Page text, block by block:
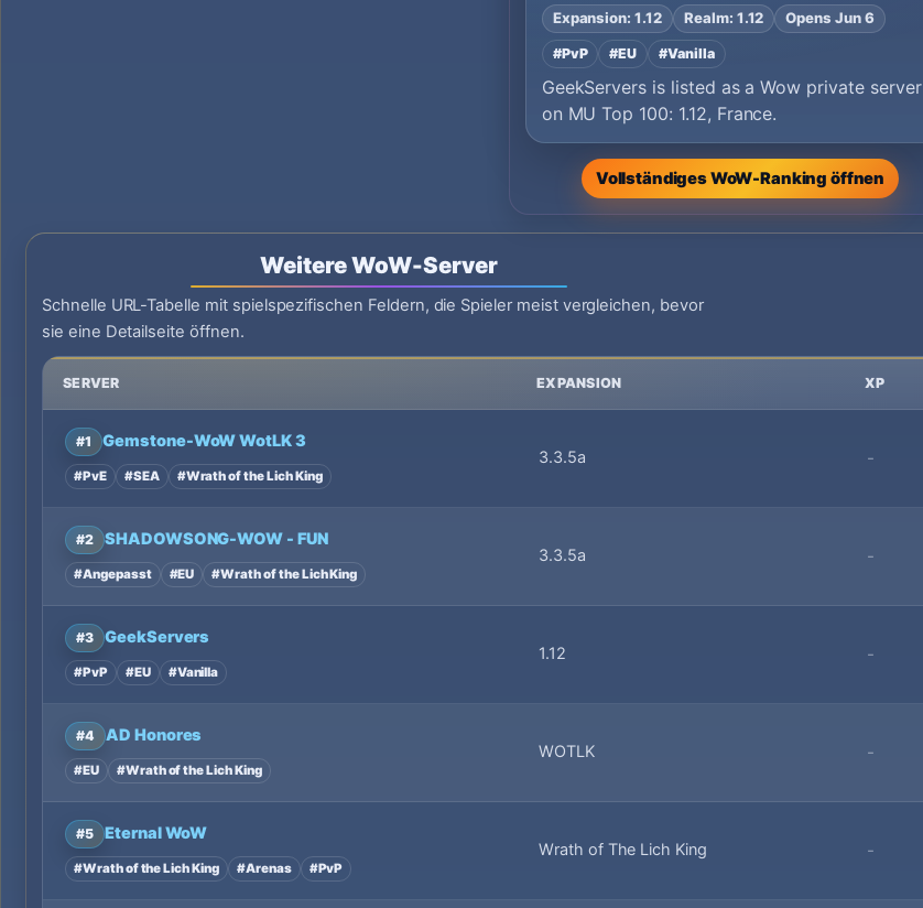
Expansion: 1.12 Realm: 1.12 Opens Jun 6
#PvP #EU #Vanilla
GeekServers is listed as a Wow private server
on MU Top 100: 1.12, France.
Vollständiges WoW-Ranking öffnen
Weitere WoW-Server
Schnelle URL-Tabelle mit spielspezifischen Feldern, die Spieler meist vergleichen, bevor
sie eine Detailseite öffnen.
SERVER EXPANSION XP
#1 Gemstone-WoW WotLK 3
#PvE #SEA #Wrath of the Lich King
3.3.5a -
#2 SHADOWSONG-WOW - FUN
#Angepasst #EU #Wrath of the Lich King
3.3.5a -
#3 GeekServers
#PvP #EU #Vanilla
1.12 -
#4 AD Honores
#EU #Wrath of the Lich King
WOTLK -
#5 Eternal WoW
#Wrath of the Lich King #Arenas #PvP
Wrath of The Lich King -